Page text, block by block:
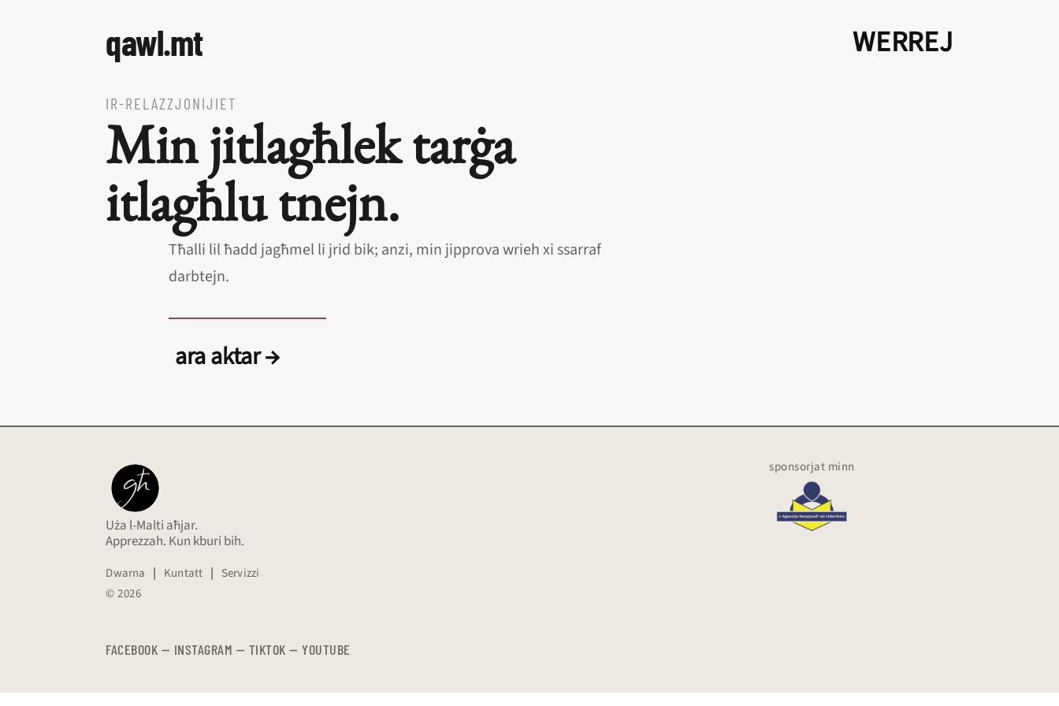
qawl.mt WERREJ
IR‑RELAZZJONIJIET
Min jitlagħlek tarġa
itlagħlu tnejn.
Tħalli lil ħadd jagħmel li jrid bik; anzi, min jipprova wrieh xi ssarraf
darbtejn.
ara aktar →
Uża l-Malti aħjar.
Apprezzah. Kun kburi bih.
Dwarna | Kuntatt | Servizzi
© 2026
FACEBOOK — INSTAGRAM — TIKTOK — YOUTUBE
sponsorjat minn